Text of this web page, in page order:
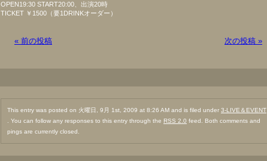
OPEN19:30 START20:00、出演20時
TICKET ￥1500（要1DRINKオーダー）
« 前の投稿 次の投稿 »
This entry was posted on 火曜日, 9月 1st, 2009 at 8:26 AM and is filed under 3-LIVE＆EVENT
. You can follow any responses to this entry through the RSS 2.0 feed. Both comments and
pings are currently closed.